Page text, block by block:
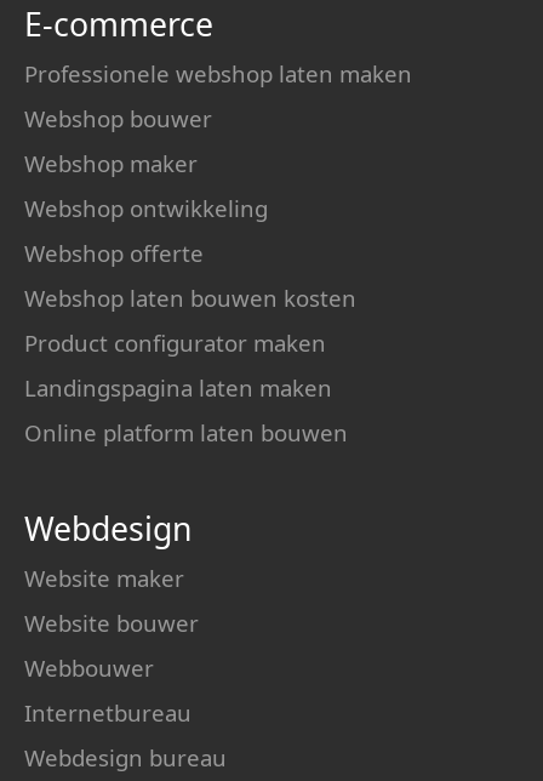
E-commerce
Professionele webshop laten maken
Webshop bouwer
Webshop maker
Webshop ontwikkeling
Webshop offerte
Webshop laten bouwen kosten
Product configurator maken
Landingspagina laten maken
Online platform laten bouwen
Webdesign
Website maker
Website bouwer
Webbouwer
Internetbureau
Webdesign bureau